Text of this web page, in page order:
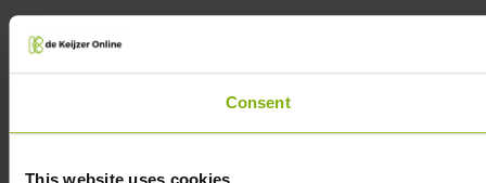
Consent
This website uses cookies